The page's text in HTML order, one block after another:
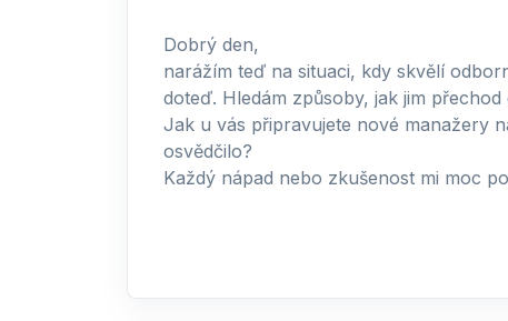
Dobrý den,
narážím teď na situaci, kdy skvělí
doteď. Hledám způsoby, jak jim
Jak u vás připravujete nové manažery
osvědčilo?
Každý nápad nebo zkušenost mi moc